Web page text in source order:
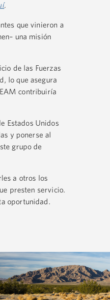
.
que vinieron a
una misión
de las Fuerzas
lo que asegura
contribuiría
Estados Unidos
y ponerse al
grupo de
a otros los
presten servicio.
oportunidad.